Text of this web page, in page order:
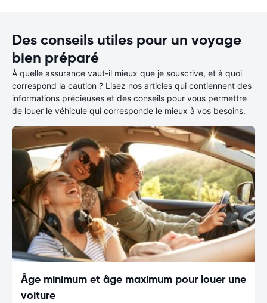
Des conseils utiles pour un voyage
bien préparé
À quelle assurance vaut-il mieux que je souscrive, et à quoi
correspond la caution ? Lisez nos articles qui contiennent des
informations précieuses et des conseils pour vous permettre
de louer le véhicule qui corresponde le mieux à vos besoins.
Âge minimum et âge maximum pour louer une
voiture